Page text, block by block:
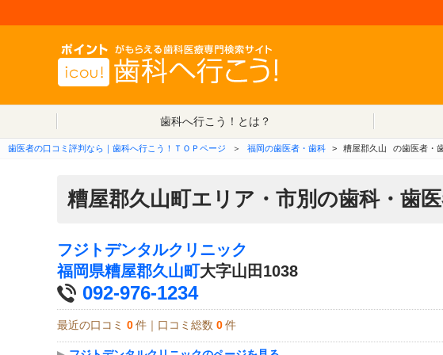
歯科へ行こう！とは？
歯医者の口コミ評判なら｜歯科へ行こう！ＴＯＰページ ＞ 福岡の歯医者・歯科 > 糟屋郡久山 の歯医者・
糟屋郡久山町エリア・市別の歯科・歯
フジトデンタルクリニック
福岡県糟屋郡久山町大字山田1038
092-976-1234
最近の口コミ 0 件｜口コミ総数 0 件